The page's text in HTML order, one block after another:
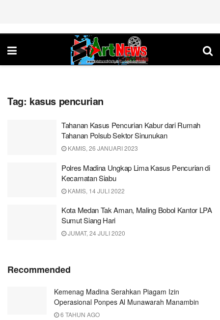
Tag: kasus pencurian
Tahanan Kasus Pencurian Kabur dari Rumah
Tahanan Polsub Sektor Sinunukan
KAMIS, 26 JANUARI 2023
Polres Madina Ungkap Lima Kasus Pencurian di
Kecamatan Siabu
KAMIS, 14 JULI 2022
Kota Medan Tak Aman, Maling Bobol Kantor LPA
Sumut Siang Hari
JUMAT, 24 JULI 2020
Recommended
Kemenag Madina Serahkan Piagam Izin
Operasional Ponpes Al Munawarah Manambin
6 TAHUN AGO